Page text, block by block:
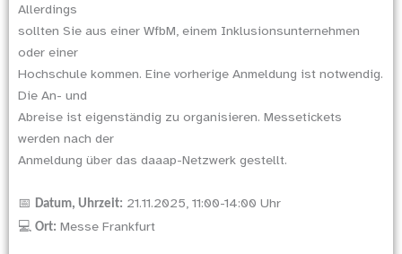
Allerdings
sollten Sie aus einer WfbM, einem Inklusionsunternehmen
oder einer
Hochschule kommen. Eine vorherige Anmeldung ist notwendig.
Die An- und
Abreise ist eigenständig zu organisieren. Messetickets
werden nach der
Anmeldung über das daaap-Netzwerk gestellt.
📅 Datum, Uhrzeit: 21.11.2025, 11:00-14:00 Uhr
💻 Ort: Messe Frankfurt